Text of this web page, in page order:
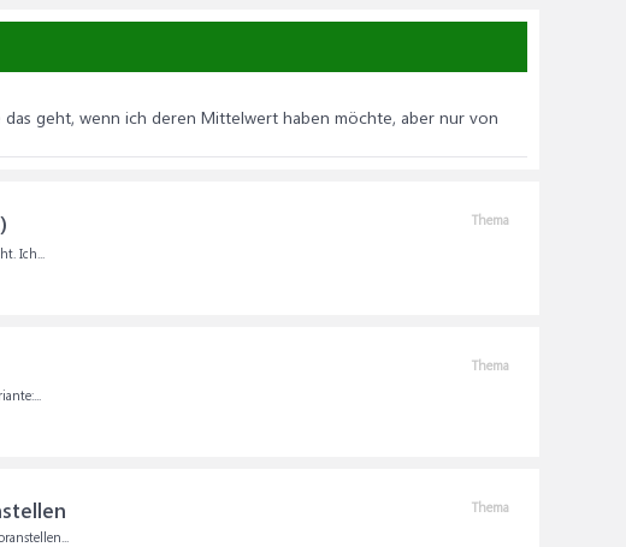
geht, wenn ich deren Mittelwert haben möchte, aber nur von
Thema
Ich...
Thema
Thema